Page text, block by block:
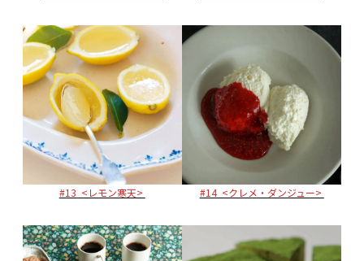
#13 <レモン寒天> #14 <クレメ・ダンジュー>